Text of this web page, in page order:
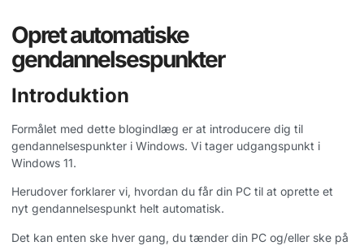
Opret automatiske
gendannelsespunkter
Introduktion
Formålet med dette blogindlæg er at introducere dig til
gendannelsespunkter i Windows. Vi tager udgangspunkt i
Windows 11.
Herudover forklarer vi, hvordan du får din PC til at oprette et
nyt gendannelsespunkt helt automatisk.
Det kan enten ske hver gang, du tænder din PC og/eller ske på